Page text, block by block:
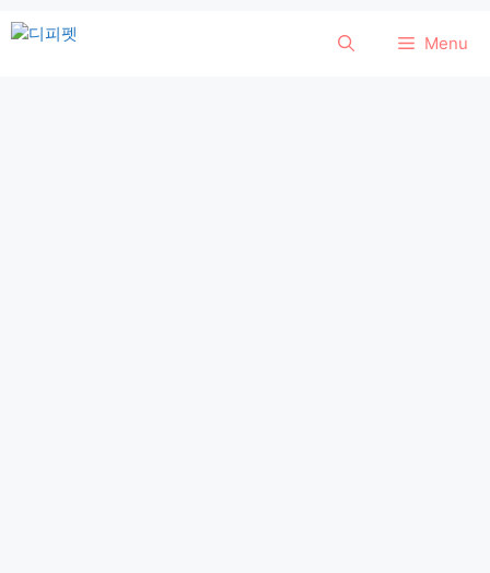
컨
Menu